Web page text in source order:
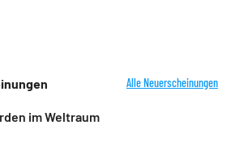
Alle Neuerscheinungen
im Weltraum